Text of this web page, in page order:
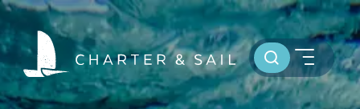
Toursuche